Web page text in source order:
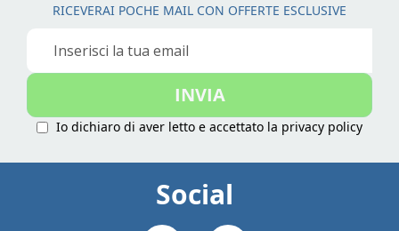
RICEVERAI POCHE MAIL CON OFFERTE ESCLUSIVE
Iscriviti
nostra
INVIA
Io dichiaro di aver letto e accettato la privacy policy
Social